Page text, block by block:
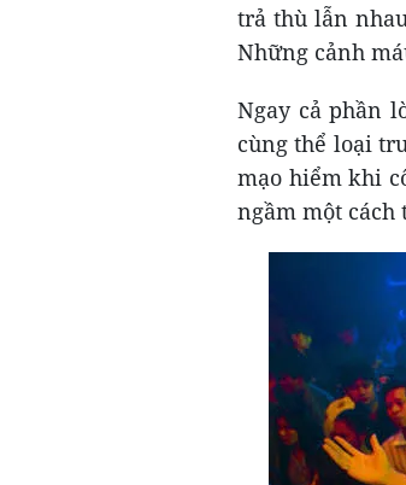
trả thù lẫn
Những cảnh
Ngay cả phần
cùng thể loại
mạo hiểm khi
ngầm một cách